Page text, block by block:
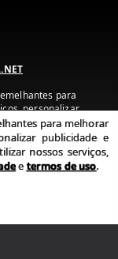
para
personalizar
Ao utilizar
de privacidade e
uso
para melhorar
publicidade e
nossos serviços,
etermos de uso.